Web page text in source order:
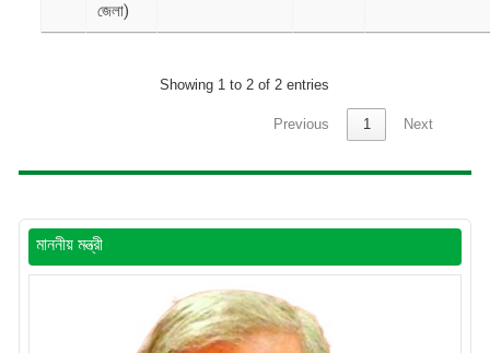
জেলা)
Showing 1 to 2 of 2 entries
Previous 1 Next
মাননীয় মন্ত্রী